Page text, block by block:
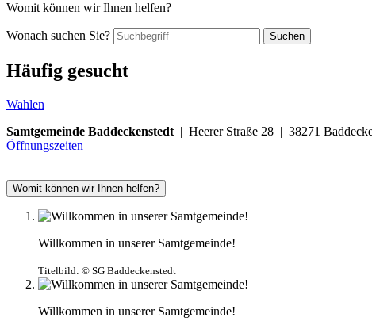
Womit können wir Ihnen helfen?
Wonach suchen Sie? Suchen
Häufig gesucht
Wahlen
Samtgemeinde Baddeckenstedt | Heerer Straße 28 | 38271
Öffnungszeiten
Womit können wir Ihnen helfen?
Willkommen in unserer Samtgemeinde!
Titelbild: © SG Baddeckenstedt
Willkommen in unserer Samtgemeinde!